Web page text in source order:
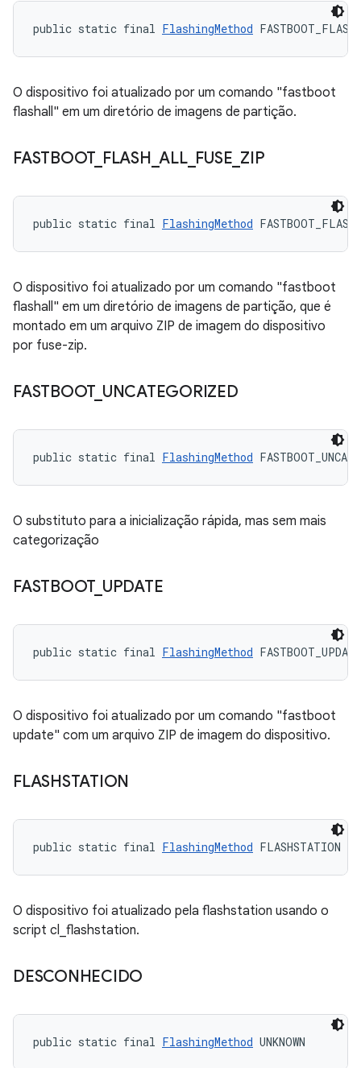
public static final FlashingMethod
O dispositivo foi atualizado por um comando "fastboot
flashall" em um diretório de imagens de partição.
FASTBOOT_ FLASH _ALL_ FUSE ZIP
public static final FlashingMethod
O dispositivo foi atualizado por um comando "fastboot
flashall" em um diretório de imagens de partição, que é
montado em um arquivo ZIP de imagem do dispositivo
por fuse-zip.
FASTBOOT_ UNCATEGORIZED
public static final FlashingMethod
O substituto para a inicialização rápida, mas sem mais
categorização
FASTBOOT_ UPDATE
public static final FlashingMethod FASTBOOT_UPDATE
O dispositivo foi atualizado por um comando "fastboot
update" com um arquivo ZIP de imagem do dispositivo.
FLASHSTATION
public static final FlashingMethod FLASHSTATION
O dispositivo foi atualizado pela flashstation usando o
script cl_flashstation.
DESCONHECIDO
public static final FlashingMethod UNKNOWN